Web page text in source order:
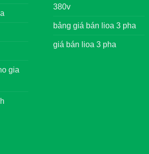
gia
380v
bảng giá bán lioa 3 pha
giá bán lioa 3 pha